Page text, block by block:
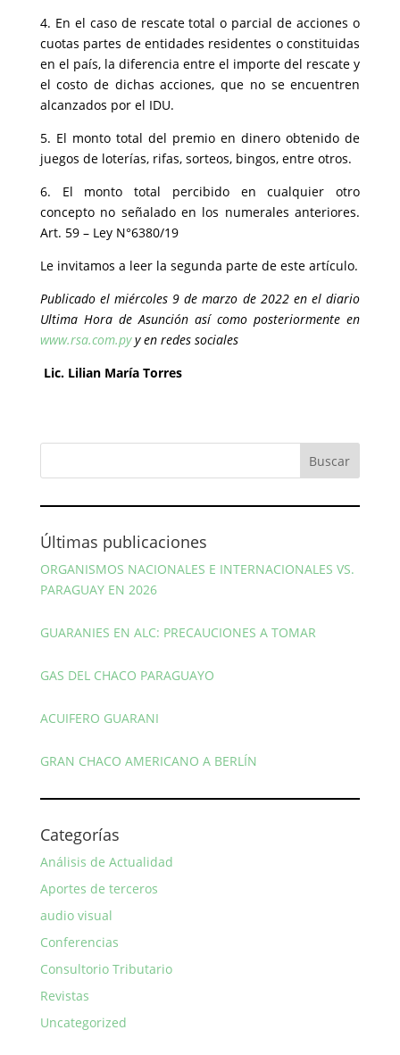
4. En el caso de rescate total o parcial de acciones o
cuotas partes de entidades residentes o constituidas
en el país, la diferencia entre el importe del rescate y
el costo de dichas acciones, que no se encuentren
alcanzados por el IDU.
5. El monto total del premio en dinero obtenido de
juegos de loterías, rifas, sorteos, bingos, entre otros.
6. El monto total percibido en cualquier otro
concepto no señalado en los numerales anteriores.
Art. 59 – Ley N°6380/19
Le invitamos a leer la segunda parte de este artículo.
Publicado el miércoles 9 de marzo de 2022 en el diario
Ultima Hora de Asunción así como posteriormente en
www.rsa.com.pyy en redes sociales
Lic. Lilian María Torres
Últimas publicaciones
ORGANISMOS NACIONALES E INTERNACIONALES VS.
PARAGUAY EN 2026
GUARANIES EN ALC: PRECAUCIONES A TOMAR
GAS DEL CHACO PARAGUAYO
ACUIFERO GUARANI
GRAN CHACO AMERICANO A BERLÍN
Categorías
Análisis de Actualidad
Aportes de terceros
audio visual
Conferencias
Consultorio Tributario
Revistas
Uncategorized